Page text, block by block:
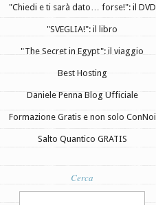
"Chiedi e ti sarà dato… forse!": il DVD
"SVEGLIA!": il libro
"The Secret in Egypt": il viaggio
Best Hosting
Daniele Penna Blog Ufficiale
Formazione Gratis e non solo ConNoi
Salto Quantico GRATIS
Cerca